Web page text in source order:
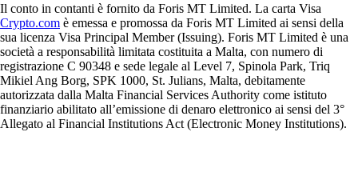
Il conto in contanti è fornito da Foris MT Limited. La carta Visa
Crypto.com è emessa e promossa da Foris MT Limited ai sensi della
sua licenza Visa Principal Member (Issuing). Foris MT Limited è una
società a responsabilità limitata costituita a Malta, con numero di
registrazione C 90348 e sede legale al Level 7, Spinola Park, Triq
Mikiel Ang Borg, SPK 1000, St. Julians, Malta, debitamente
autorizzata dalla Malta Financial Services Authority come istituto
finanziario abilitato all’emissione di denaro elettronico ai sensi del 3°
Allegato al Financial Institutions Act (Electronic Money Institutions).